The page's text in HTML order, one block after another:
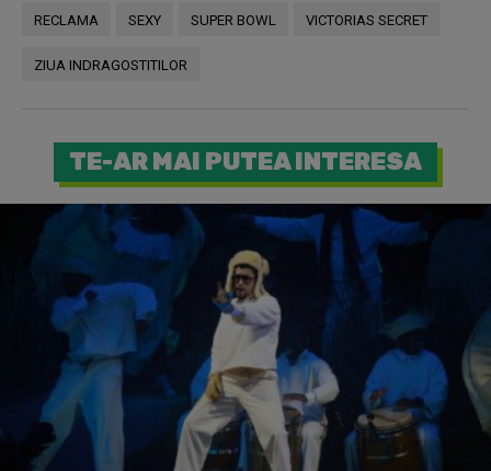
RECLAMA SEXY SUPER BOWL VICTORIAS SECRET
ZIUA INDRAGOSTITILOR
TE-AR MAI PUTEA INTERESA